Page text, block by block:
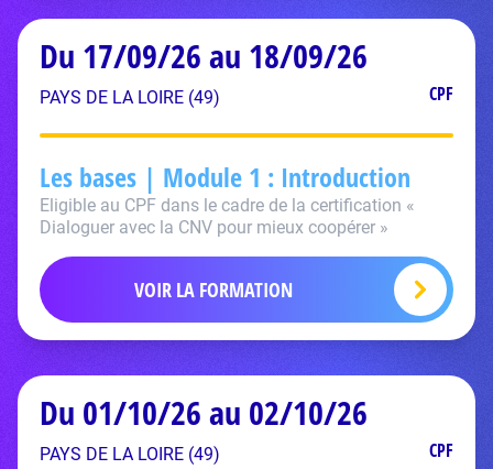
Du 17/09/26 au 18/09/26
PAYS DE LA LOIRE (49) CPF
Les bases | Module 1 : Introduction
Eligible au CPF dans le cadre de la certification «
Dialoguer avec la CNV pour mieux coopérer »
VOIR LA FORMATION
Du 01/10/26 au 02/10/26
PAYS DE LA LOIRE (49) CPF